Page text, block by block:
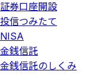
証券口座開設
投信つみたて
NISA
金銭信託
金銭信託のしくみ